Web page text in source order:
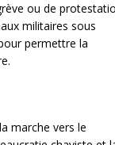
ou de
militaires sous
permettre la
marche vers le